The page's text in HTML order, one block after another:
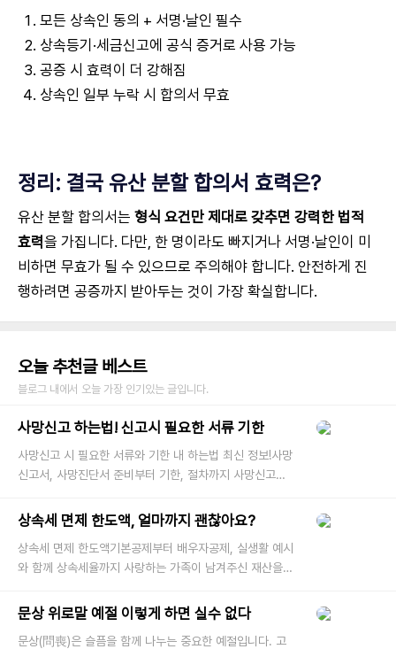
모든 상속인 동의 + 서명·날인 필수
상속등기·세금신고에 공식 증거로 사용 가능
공증 시 효력이 더 강해짐
상속인 일부 누락 시 합의서 무효
정리: 결국 유산 분할 합의서 효력은?
유산 분할 합의서는 형식 요건만 제대로 갖추면 강력한 법적
효력을 가집니다. 다만, 한 명이라도 빠지거나 서명·날인이 미
비하면 무효가 될 수 있으므로 주의해야 합니다. 안전하게 진
행하려면 공증까지 받아두는 것이 가장 확실합니다.
오늘 추천글 베스트
블로그 내에서 오늘 가장 인기있는 글입니다.
사망신고 하는법! 신고시 필요한 서류 기한
사망신고 시 필요한 서류와 기한 내 하는법 최신 정보!사망
신고서, 사망진단서 준비부터 기한, 절차까지 사망신고는
가족관계등록부
상속세 면제 한도액, 얼마까지 괜찮아요?
상속세 면제 한도액기본공제부터 배우자공제, 실생활 예시
와 함께 상속세율까지 사랑하는 가족이 남겨주신 재산을
찾아오죠.바로, **“
문상 위로말 예절 이렇게 하면 실수 없다
문상(問喪)은 슬픔을 함께 나누는 중요한 예절입니다. 고